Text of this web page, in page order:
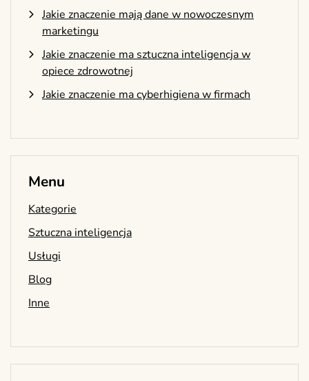
Jakie znaczenie mają dane w nowoczesnym
marketingu
Jakie znaczenie ma sztuczna inteligencja w
opiece zdrowotnej
Jakie znaczenie ma cyberhigiena w firmach
Menu
Kategorie
Sztuczna inteligencja
Usługi
Blog
Inne